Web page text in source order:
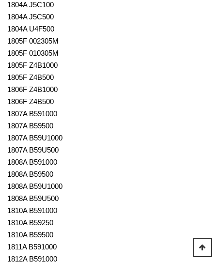
1804A J5C100
1804A J5C500
1804A U4F500
1805F 002305M
1805F 010305M
1805F Z4B1000
1805F Z4B500
1806F Z4B1000
1806F Z4B500
1807A B591000
1807A B59500
1807A B59U1000
1807A B59U500
1808A B591000
1808A B59500
1808A B59U1000
1808A B59U500
1810A B591000
1810A B59250
1810A B59500
1811A B591000
1812A B591000